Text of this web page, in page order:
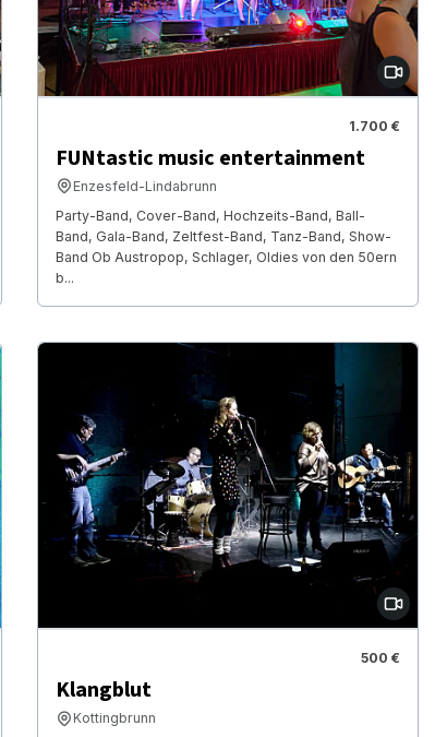
1.700 €
FUNtastic music entertainment
Enzesfeld-Lindabrunn
Party-Band, Cover-Band, Hochzeits-Band, Ball-
Band, Gala-Band, Zeltfest-Band, Tanz-Band, Show-
Band Ob Austropop, Schlager, Oldies von den 50ern
b...
500 €
Klangblut
Kottingbrunn